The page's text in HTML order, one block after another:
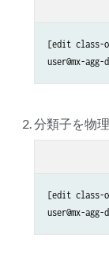
[edit class-
user@mx-
分類子を物
[edit class-
user@mx-